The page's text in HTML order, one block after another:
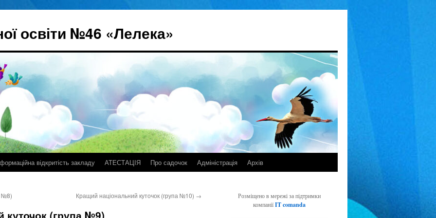
освіти №46 «Лелека»
відкритість закладу АТЕСТАЦІЯ Про садочок Адміністрація Архів
№8) Кращий національний куточок (група №10) →
куточок (група №9)
Розміщено в мережі за підтримки
компаніїIT comanda